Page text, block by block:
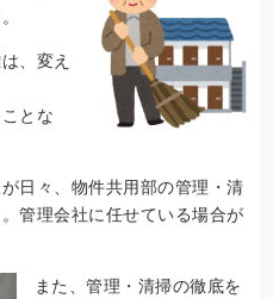
、変え
とな
日々、物件共用部の管理・清
管理会社に任せている場合が
また、管理・清掃の徹底を